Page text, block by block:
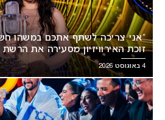
“אני צריכה לשתף אתכם במשהו
זוכת האירוויזיון מסעירה את הרשת
4 באוגוסט 2026